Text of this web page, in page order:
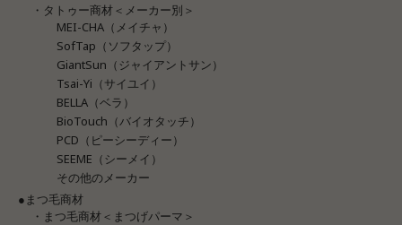
・タトゥー商材＜メーカー別＞
MEI-CHA（メイチャ）
SofTap（ソフタップ）
GiantSun（ジャイアントサン）
Tsai-Yi（サイユイ）
BELLA（ベラ）
BioTouch（バイオタッチ）
PCD（ピーシーディー）
SEEME（シーメイ）
その他のメーカー
●まつ毛商材
・まつ毛商材＜まつげパーマ＞